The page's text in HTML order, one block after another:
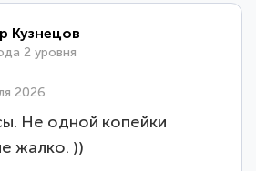
Кузнецов
2 уровня
2026
Не одной копейки
жалко. ))